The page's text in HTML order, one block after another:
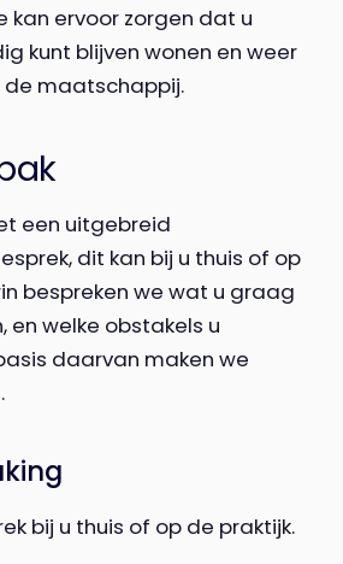
kan ervoor zorgen dat u
kunt blijven wonen en weer
maatschappij.
een uitgebreid
dit kan bij u thuis of op
bespreken we wat u graag
en welke obstakels u
daarvan maken we
bij u thuis of op de praktijk.